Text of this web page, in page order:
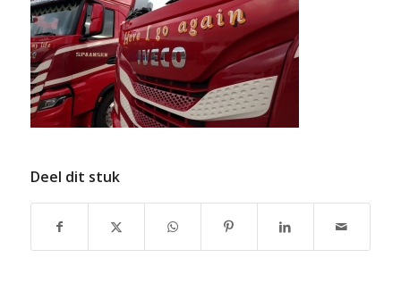
Deel dit stuk